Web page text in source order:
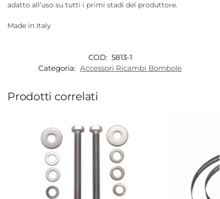
adatto all’uso su tutti i primi stadi del produttore.
Made in Italy
COD: 5813-1
Categoria: Accessori Ricambi Bombole
Prodotti correlati